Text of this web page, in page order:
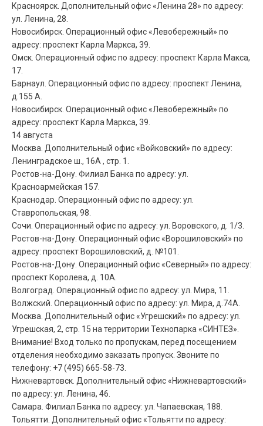
Красноярск. Дополнительный офис «Ленина 28» по адресу:
ул. Ленина, 28.
Новосибирск. Операционный офис «Левобережный» по
адресу: проспект Карла Маркса, 39.
Омск. Операционный офис по адресу: проспект Карла Макса,
17.
Барнаул. Операционный офис по адресу: проспект Ленина,
д.155 А.
Новосибирск. Операционный офис «Левобережный» по
адресу: проспект Карла Маркса, 39.
14 августа
Москва. Дополнительный офис «Войковский» по адресу:
Ленинградское ш., 16А , стр. 1.
Ростов-на-Дону. Филиал Банка по адресу: ул.
Красноармейская 157.
Краснодар. Операционный офис по адресу: ул.
Ставропольская, 98.
Сочи. Операционный офис по адресу: ул. Воровского, д. 1/3.
Ростов-на-Дону. Операционный офис «Ворошиловский» по
адресу: проспект Ворошиловский, д. №101.
Ростов-на-Дону. Операционный офис «Северный» по адресу:
проспект Королева, д. 10А.
Волгоград. Операционный офис по адресу: ул. Мира, 11.
Волжский. Операционный офис по адресу: ул. Мира, д.74А.
Москва. Дополнительный офис «Угрешский» по адресу: ул.
Угрешская, 2, стр. 15 на территории Технопарка «СИНТЕЗ».
Внимание! Вход только по пропускам, перед посещением
отделения необходимо заказать пропуск. Звоните по
телефону: +7 (495) 665-58-73.
Нижневартовск. Дополнительный офис «Нижневартовский»
по адресу: ул. Ленина, 46.
Самара. Филиал Банка по адресу: ул. Чапаевская, 188.
Тольятти. Дополнительный офис «Тольятти по адресу: